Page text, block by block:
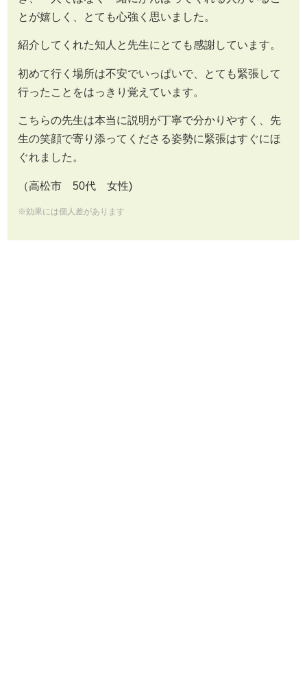
とが嬉しく、とても心強く思いました。
紹介してくれた知人と先生にとても感謝しています。
初めて行く場所は不安でいっぱいで、とても緊張して
行ったことをはっきり覚えています。
こちらの先生は本当に説明が丁寧で分かりやすく、先
生の笑顔で寄り添ってくださる姿勢に緊張はすぐにほ
ぐれました。
（高松市 50代 女性)
※効果には個人差があります